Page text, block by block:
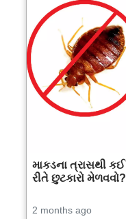
માકડના ત્રાસથી કઈ
રીતે છુટકારો મેળવવો?
2 months ago